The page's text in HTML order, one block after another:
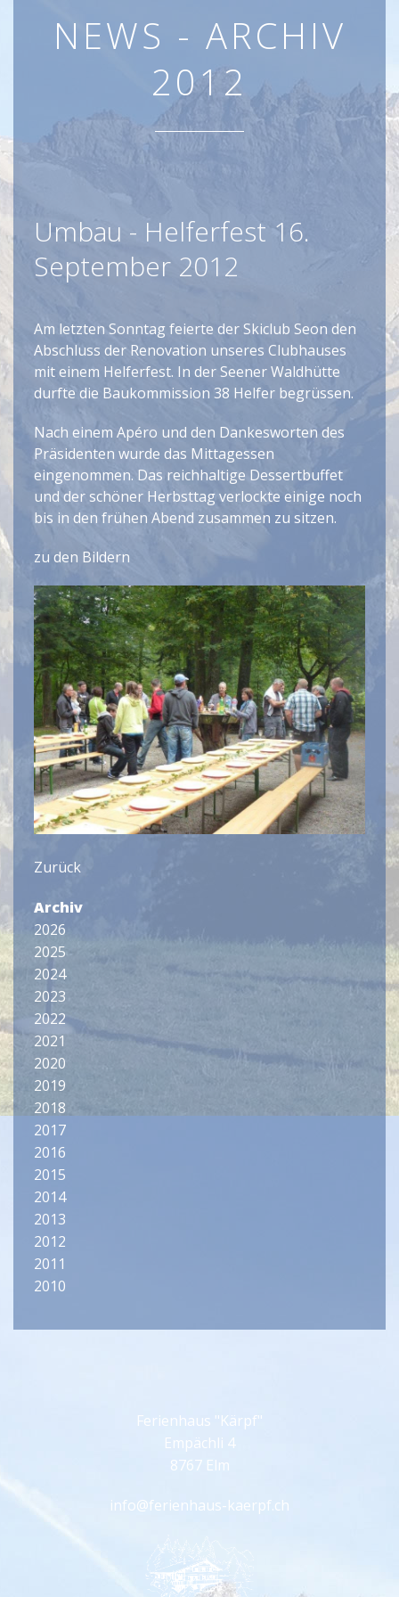
NEWS - ARCHIV
2012
Umbau - Helferfest 16.
September 2012
Am letzten Sonntag feierte der Skiclub Seon den
Abschluss der Renovation unseres Clubhauses
mit einem Helferfest. In der Seener Waldhütte
durfte die Baukommission 38 Helfer begrüssen.
Nach einem Apéro und den Dankesworten des
Präsidenten wurde das Mittagessen
eingenommen. Das reichhaltige Dessertbuffet
und der schöner Herbsttag verlockte einige noch
bis in den frühen Abend zusammen zu sitzen.
zu den Bildern
Zurück
Archiv
2026
2025
2024
2023
2022
2021
2020
2019
2018
2017
2016
2015
2014
2013
2012
2011
2010
Ferienhaus "Kärpf"
Empächli 4
8767 Elm
info@ferienhaus-kaerpf.ch